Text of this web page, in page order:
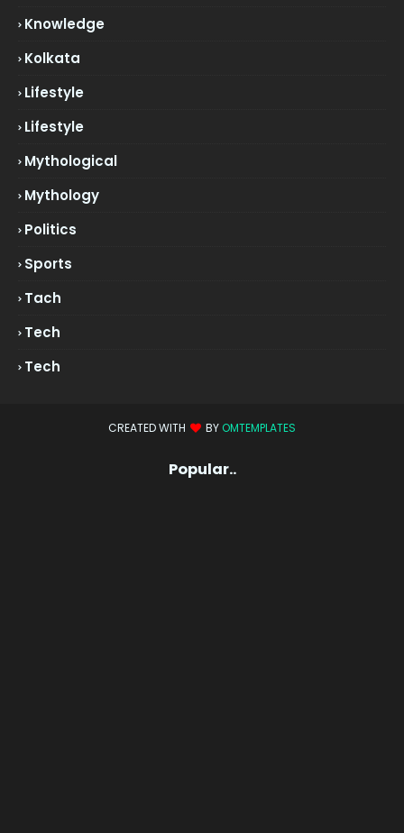
Knowledge
Kolkata
Lifestyle
Lifestyle
Mythological
Mythology
Politics
Sports
Tach
Tech
Tech
CREATED WITH BY OMTEMPLATES
Popular..